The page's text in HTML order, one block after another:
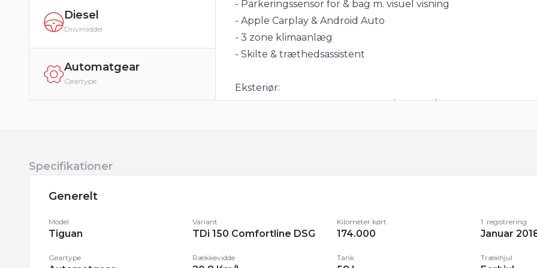
Diesel
Drivmiddel
Automatgear
Geartype
- Parkeringssensor for & bag m. visuel visning
- Apple Carplay & Android Auto
- 3 zone klimaanlæg
- Skilte & træthedsassistent
Eksteriør:
Komfort:
Automatgear, ratgearskifte, 3 zone klima, køl i handskerum,
Specifikationer
Generelt
Model
Tiguan
Variant
TDi 150 Comfortline DSG
Kilometer kørt
174.000
1. registrering
Januar
Geartype Rækkevidde Tank Trækhjul